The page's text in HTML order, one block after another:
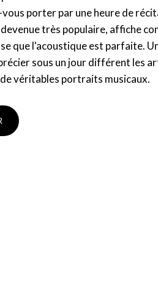
porter par une heure de
très populaire, affiche
que l'acoustique est parfaite.
sous un jour différent les
véritables portraits musicaux.